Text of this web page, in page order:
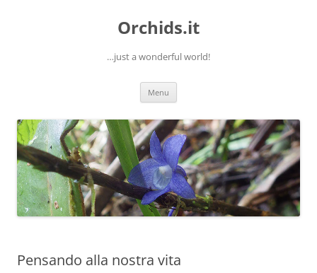
Orchids.it
…just a wonderful world!
Menu
Pensando alla nostra vita